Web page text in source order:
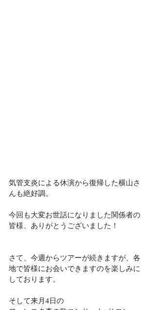
気管支炎による休演から復帰した横山さ
んも絶好調。
今回も大変お世話になりました関係者の
皆様、ありがとうございました！
さて、今週からツアーが続きますが、各
地で皆様にお会いできますのを楽しみに
しております。
そして来月4日の